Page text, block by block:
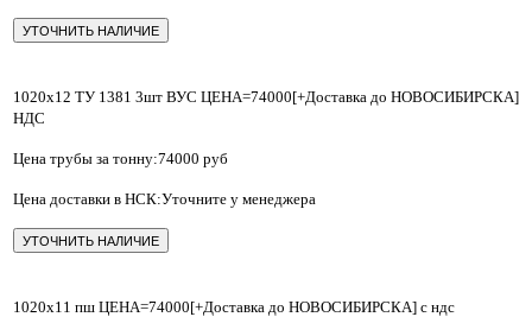
УТОЧНИТЬ НАЛИЧИЕ
1020х12 ТУ 1381 3шт ВУС ЦЕНА=74000[+Доставка до НОВОСИБИРСКА]
НДС
Цена трубы за тонну:74000 руб
Цена доставки в НСК:Уточните у менеджера
УТОЧНИТЬ НАЛИЧИЕ
1020х11 пш ЦЕНА=74000[+Доставка до НОВОСИБИРСКА] с ндс